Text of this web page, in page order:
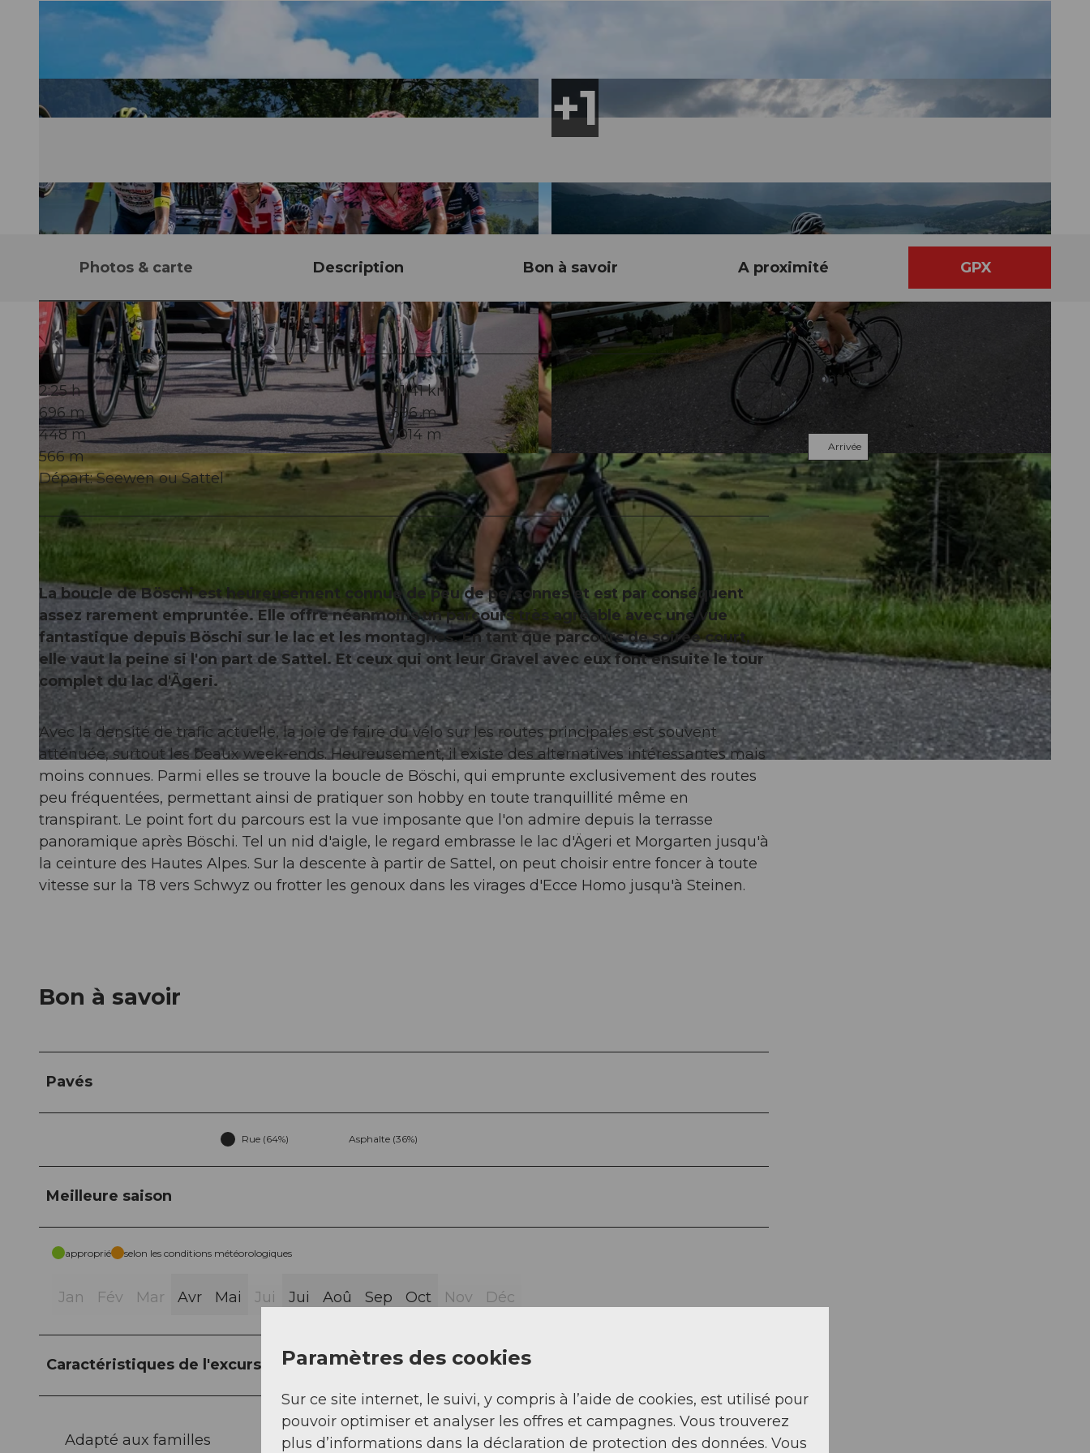
© Xaver Büeler, Schwyz Tourismus © Xaver Büeler, Schwyz Tourismus
Photos & carte Description Bon à savoir A proximité GPX
2:25 h
41,41 km
696 m
696 m
448 m
1.014 m
566 m
Départ: Seewen ou Sattel
La boucle de Böschi est heureusement connue de peu de personnes et est par conséquent
assez rarement empruntée. Elle offre néanmoins un parcours très agréable avec une vue
fantastique depuis Böschi sur le lac et les montagnes. En tant que parcours de soirée court,
elle vaut la peine si l'on part de Sattel. Et ceux qui ont leur Gravel avec eux font ensuite le tour
complet du lac d'Ägeri.
Avec la densité de trafic actuelle, la joie de faire du vélo sur les routes principales est souvent
atténuée, surtout les beaux week-ends. Heureusement, il existe des alternatives intéressantes mais
moins connues. Parmi elles se trouve la boucle de Böschi, qui emprunte exclusivement des routes
peu fréquentées, permettant ainsi de pratiquer son hobby en toute tranquillité même en
transpirant. Le point fort du parcours est la vue imposante que l'on admire depuis la terrasse
panoramique après Böschi. Tel un nid d'aigle, le regard embrasse le lac d'Ägeri et Morgarten jusqu'à
la ceinture des Hautes Alpes. Sur la descente à partir de Sattel, on peut choisir entre foncer à toute
vitesse sur la T8 vers Schwyz ou frotter les genoux dans les virages d'Ecce Homo jusqu'à Steinen.
Bon à savoir
Pavés
Rue (64%) Asphalte (36%)
Meilleure saison
approprié selon les conditions météorologiques
Jan Fév Mar Avr Mai Jui Jui Aoû Sep Oct Nov Déc
Caractéristiques de l'excursion
Adapté aux familles
Contact
Arrivée
Paramètres des cookies
Sur ce site internet, le suivi, y compris à l’aide de cookies, est utilisé pour
pouvoir optimiser et analyser les offres et campagnes. Vous trouverez
plus d’informations dans la déclaration de protection des données. Vous